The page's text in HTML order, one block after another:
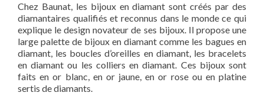
Chez Baunat, les bijoux en diamant sont créés par des
diamantaires qualifiés et reconnus dans le monde ce qui
explique le design novateur de ses bijoux. Il propose une
large palette de bijoux en diamant comme les bagues en
diamant, les boucles d’oreilles en diamant, les bracelets
en diamant ou les colliers en diamant. Ces bijoux sont
faits en or blanc, en or jaune, en or rose ou en platine
sertis de diamants.